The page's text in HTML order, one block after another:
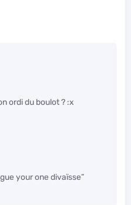
ordi du boulot ? :x
your one divaïsse”